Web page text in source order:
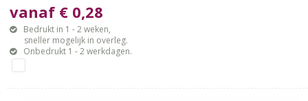
vanaf € 0,28
Bedrukt in 1 - 2 weken,
sneller mogelijk in overleg.
Onbedrukt 1 - 2 werkdagen.